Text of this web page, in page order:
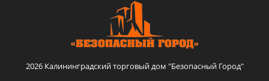
2026 Калининградский торговый дом "Безопасный Город"